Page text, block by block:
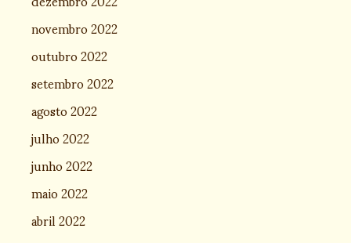
novembro 2022
outubro 2022
setembro 2022
agosto 2022
julho 2022
junho 2022
maio 2022
abril 2022